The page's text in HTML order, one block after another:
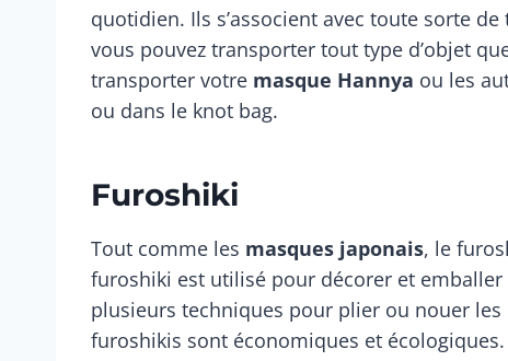
quotidien. Ils s’associent avec toute sorte
vous pouvez transporter tout type d’objet
transporter votre masque Hannya ou les
ou dans le knot bag.
Furoshiki
Tout comme les masques japonais, le
furoshiki est utilisé pour décorer et emballer
plusieurs techniques pour plier ou nouer
furoshikis sont économiques et écologiques.